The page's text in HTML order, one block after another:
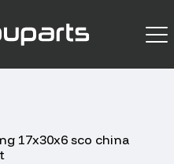
17x30x6 sco china